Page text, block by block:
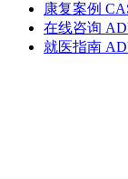
康复案例
在线咨询
就医指南